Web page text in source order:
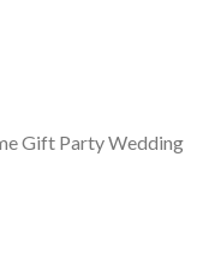
Gift Party Wedding